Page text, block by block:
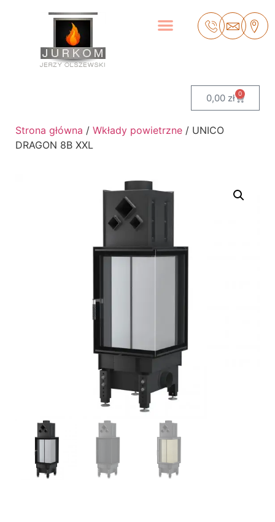
0,00 zł 0
Strona główna / Wkłady powietrzne / UNICO
DRAGON 8B XXL